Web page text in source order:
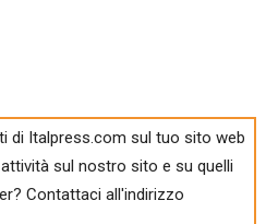
di Italpress.com sul tuo sito web
sul nostro sito e su quelli
Contattaci all'indirizzo